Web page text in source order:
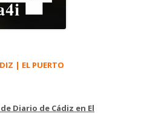
| EL PUERTO
Diario de Cádiz en El